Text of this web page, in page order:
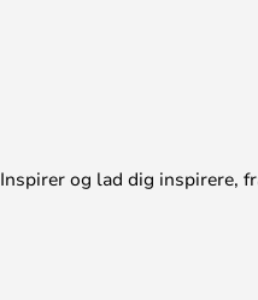
Inspirer og lad dig inspirere,